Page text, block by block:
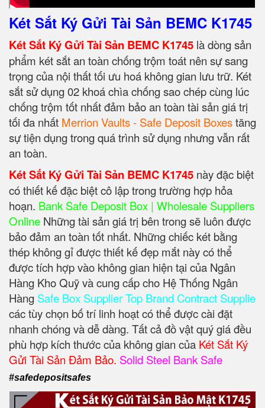
Két Sắt Ký Gửi Tài Sản BEMC K1745
Két Sắt Ký Gửi Tài Sản BEMC K1745 là dòng sản
phẩm két sắt an toàn chống trộm toát nên sự sang
trọng của nội thất tối ưu hoá không gian lưu trữ. Két
sắt sử dụng 02 khoá chìa chống sao chép cùng lúc
chống trộm tốt nhất đảm bảo an toàn tài sản giá trị
tối đa nhất Merrion Vaults - Safe Deposit Boxestăng
sự tiện dụng trong quá trình sử dụng nhưng vẫn rất
an toàn.
Két Sắt Ký Gửi Tài Sản BEMC K1745 này đặc biệt
có thiết kế đặc biệt cô lập trong trường hợp hỏa
hoạn. Bank Safe Deposit Box | Wholesale Suppliers
Online Những tài sản giá trị bên trong sẽ luôn được
bảo đảm an toàn tốt nhất. Những chiếc két bằng
thép không gỉ được thiết kế đẹp mắt này có thể
được tích hợp vào không gian hiện tại của Ngân
Hàng Kho Quỹ và cung cấp cho Hệ Thống Ngân
Hàng Safe Box Supplier Top Brand Contract Supplie
các tùy chọn bố trí linh hoạt có thể được cài đặt
nhanh chóng và dễ dàng. Tất cả đồ vật quý giá đều
phù hợp kích thước của không gian của Két Sắt Ký
Gửi Tài Sản Đảm Bảo. Solid Steel Bank Safe
#safedepositsafes